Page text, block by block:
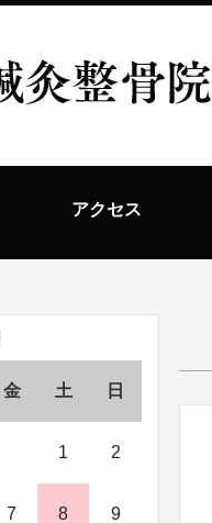
アクセス
金 土 日
1 2
7 8 9